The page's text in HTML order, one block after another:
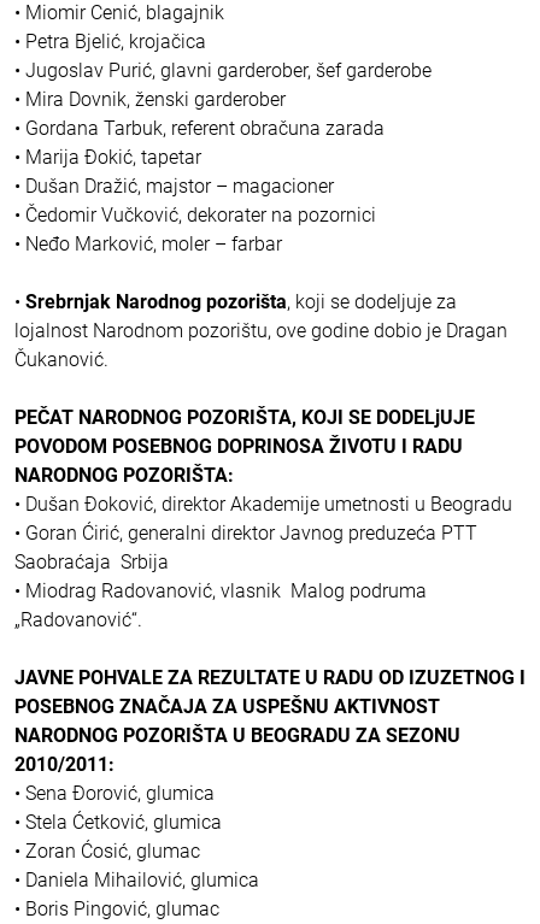
• Miomir Cenić, blagajnik
• Petra Bjelić, krojačica
• Jugoslav Purić, glavni garderober, šef garderobe
• Mira Dovnik, ženski garderober
• Gordana Tarbuk, referent obračuna zarada
• Marija Đokić, tapetar
• Dušan Dražić, majstor – magacioner
• Čedomir Vučković, dekorater na pozornici
• Neđo Marković, moler – farbar
• Srebrnjak Narodnog pozorišta, koji se dodeljuje za
lojalnost Narodnom pozorištu, ove godine dobio je Dragan
Čukanović.
PEČAT NARODNOG POZORIŠTA, KOJI SE DODELjUJE
POVODOM POSEBNOG DOPRINOSA ŽIVOTU I RADU
NARODNOG POZORIŠTA:
• Dušan Đoković, direktor Akademije umetnosti u Beogradu
• Goran Ćirić, generalni direktor Javnog preduzeća PTT
Saobraćaja Srbija
• Miodrag Radovanović, vlasnik Malog podruma
„Radovanović“.
JAVNE POHVALE ZA REZULTATE U RADU OD IZUZETNOG I
POSEBNOG ZNAČAJA ZA USPEŠNU AKTIVNOST
NARODNOG POZORIŠTA U BEOGRADU ZA SEZONU
2010/2011:
• Sena Đorović, glumica
• Stela Ćetković, glumica
• Zoran Ćosić, glumac
• Daniela Mihailović, glumica
• Boris Pingović, glumac